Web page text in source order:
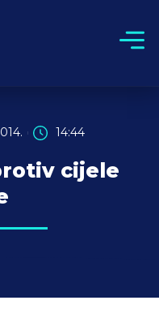
14:44
cijele